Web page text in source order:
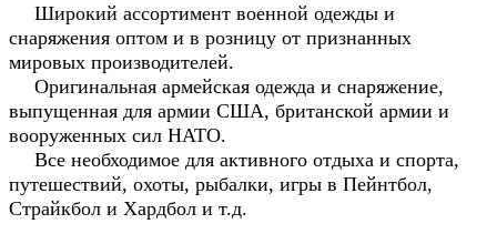
Широкий ассортимент военной одежды и
снаряжения оптом и в розницу от признанных
мировых производителей.
Оригинальная армейская одежда и снаряжение,
выпущенная для армии США, британской армии и
вооруженных сил НАТО.
Все необходимое для активного отдыха и спорта,
путешествий, охоты, рыбалки, игры в Пейнтбол,
Страйкбол и Хардбол и т.д.